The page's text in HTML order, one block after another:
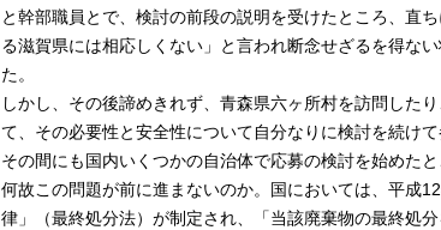
と幹部職員とで、検討の前段の説明を受けたところ、直
る滋賀県には相応しくない」と言われ断念せざるを得な
た。
しかし、その後諦めきれず、青森県六ヶ所村を訪問した
て、その必要性と安全性について自分なりに検討を続けて
その間にも国内いくつかの自治体で応募の検討を始めたと
何故この問題が前に進まないのか。国においては、平成
律」（最終処分法）が制定され、「当該廃棄物の最終処